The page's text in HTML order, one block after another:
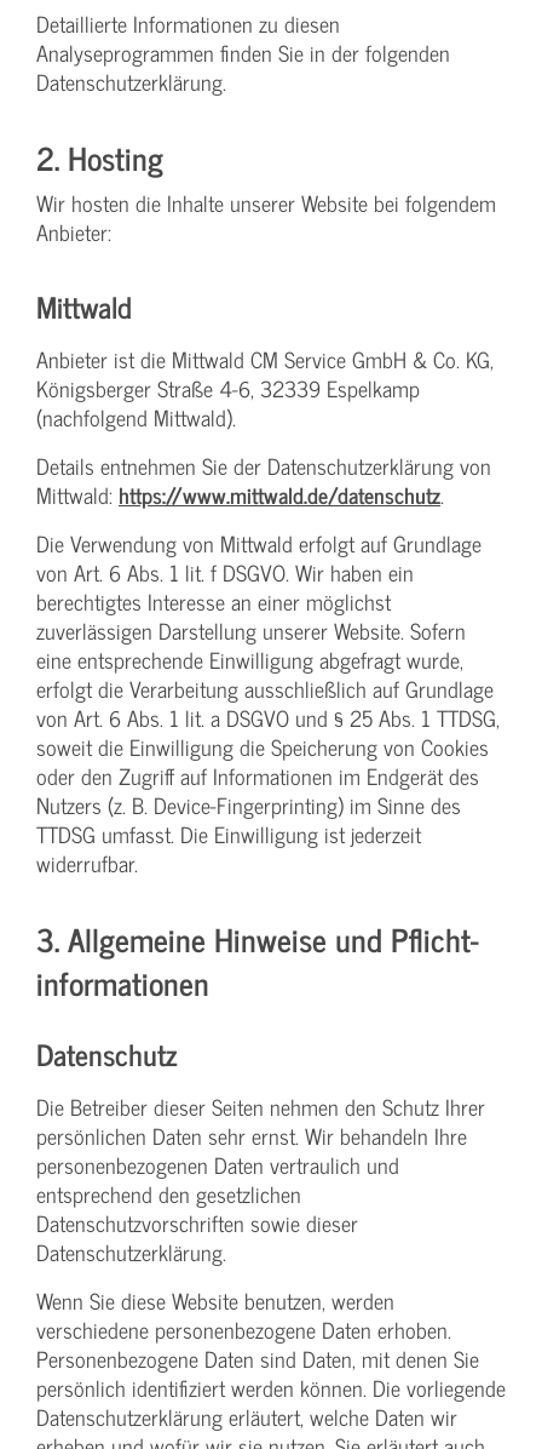
Detaillierte Informationen zu diesen
Analyseprogrammen finden Sie in der folgenden
Datenschutzerklärung.
2. Hosting
Wir hosten die Inhalte unserer Website bei folgendem
Anbieter:
Mittwald
Anbieter ist die Mittwald CM Service GmbH & Co. KG,
Königsberger Straße 4-6, 32339 Espelkamp
(nachfolgend Mittwald).
Details entnehmen Sie der Datenschutzerklärung von
Mittwald: https://www.mittwald.de/datenschutz.
Die Verwendung von Mittwald erfolgt auf Grundlage
von Art. 6 Abs. 1 lit. f DSGVO. Wir haben ein
berechtigtes Interesse an einer möglichst
zuverlässigen Darstellung unserer Website. Sofern
eine entsprechende Einwilligung abgefragt wurde,
erfolgt die Verarbeitung ausschließlich auf Grundlage
von Art. 6 Abs. 1 lit. a DSGVO und § 25 Abs. 1 TTDSG,
soweit die Einwilligung die Speicherung von Cookies
oder den Zugriff auf Informationen im Endgerät des
Nutzers (z. B. Device-Fingerprinting) im Sinne des
TTDSG umfasst. Die Einwilligung ist jederzeit
widerrufbar.
3. Allgemeine Hinweise und Pflicht­
informationen
Datenschutz
Die Betreiber dieser Seiten nehmen den Schutz Ihrer
persönlichen Daten sehr ernst. Wir behandeln Ihre
personenbezogenen Daten vertraulich und
entsprechend den gesetzlichen
Datenschutzvorschriften sowie dieser
Datenschutzerklärung.
Wenn Sie diese Website benutzen, werden
verschiedene personenbezogene Daten erhoben.
Personenbezogene Daten sind Daten, mit denen Sie
persönlich identifiziert werden können. Die vorliegende
Datenschutzerklärung erläutert, welche Daten wir